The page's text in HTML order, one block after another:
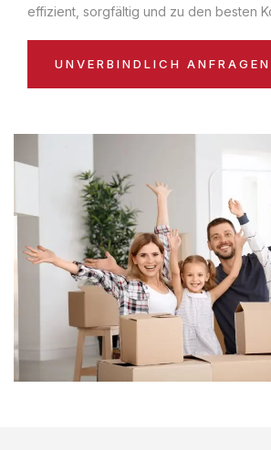
effizient, sorgfältig und zu den besten
UNVERBINDLICH ANFRAGEN